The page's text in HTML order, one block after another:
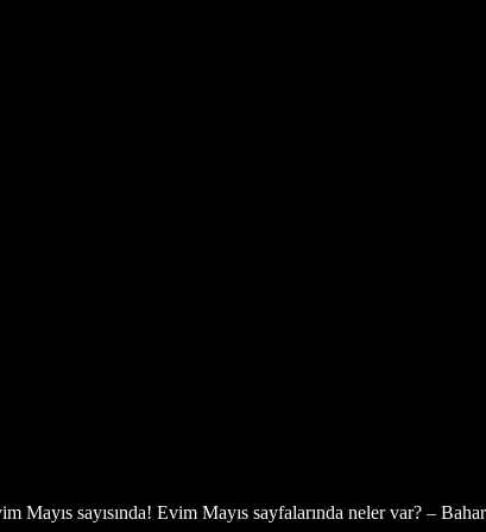
Mayıs sayısında! Evim Mayıs sayfalarında neler var? –